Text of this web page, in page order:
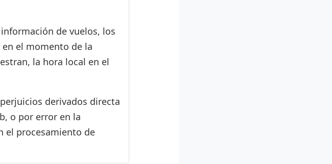
de vuelos, los
el momento de la
la hora local en el
derivados directa
o por error en la
el procesamiento de